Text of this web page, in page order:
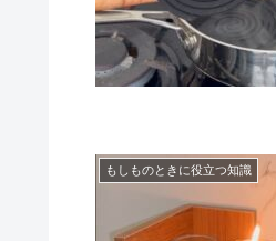
もしものときに役立つ知識